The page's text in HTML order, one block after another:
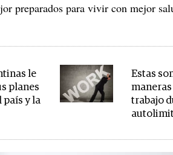
preparados para vivir con mejor
le
planes
país y la
Estas
maneras
trabajo